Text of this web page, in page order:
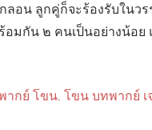
ลอน ลูกคู่ก็จะร้องรับในวร
อมกัน ๒ คนเป็นอย่างน้อย
ากย์ โขน, โขน บทพากย์ เ